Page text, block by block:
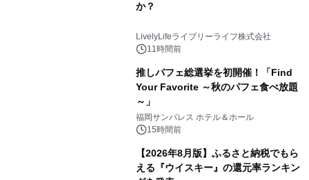
か？
LivelyLifeライブリーライフ株式会社
11時間前
推しパフェ総選挙を初開催！「Find
Your Favorite ～秋のパフェ食べ放題
～」
福岡サンパレス ホテル＆ホール
15時間前
【2026年8月版】ふるさと納税でもら
える『ウイスキー』の還元率ランキン